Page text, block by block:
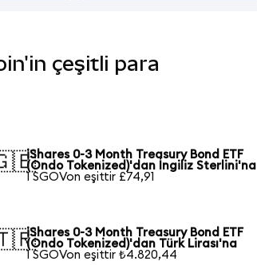
çeşitli para
iShares 0-3 Month Treasury Bond ETF
(Ondo Tokenized)'dan İngiliz Sterlini'na
1 SGOVon eşittir £74,91
iShares 0-3 Month Treasury Bond ETF
(Ondo Tokenized)'dan Türk Lirası'na
1 SGOVon eşittir ₺4.820,44